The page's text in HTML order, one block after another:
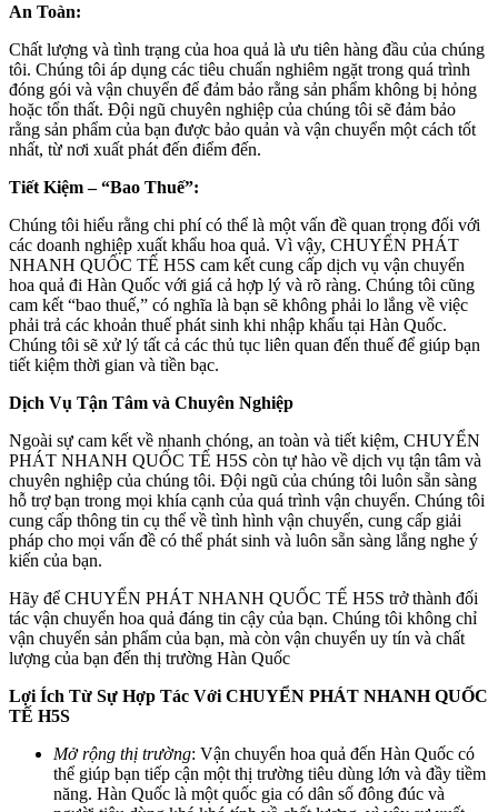
An Toàn:
Chất lượng và tình trạng của hoa quả là ưu tiên hàng đầu của chúng
tôi. Chúng tôi áp dụng các tiêu chuẩn nghiêm ngặt trong quá trình
đóng gói và vận chuyển để đảm bảo rằng sản phẩm không bị hỏng
hoặc tổn thất. Đội ngũ chuyên nghiệp của chúng tôi sẽ đảm bảo
rằng sản phẩm của bạn được bảo quản và vận chuyển một cách tốt
nhất, từ nơi xuất phát đến điểm đến.
Tiết Kiệm – “Bao Thuế”:
Chúng tôi hiểu rằng chi phí có thể là một vấn đề quan trọng đối với
các doanh nghiệp xuất khẩu hoa quả. Vì vậy, CHUYỂN PHÁT
NHANH QUỐC TẾ H5S cam kết cung cấp dịch vụ vận chuyển
hoa quả đi Hàn Quốc với giá cả hợp lý và rõ ràng. Chúng tôi cũng
cam kết “bao thuế,” có nghĩa là bạn sẽ không phải lo lắng về việc
phải trả các khoản thuế phát sinh khi nhập khẩu tại Hàn Quốc.
Chúng tôi sẽ xử lý tất cả các thủ tục liên quan đến thuế để giúp bạn
tiết kiệm thời gian và tiền bạc.
Dịch Vụ Tận Tâm và Chuyên Nghiệp
Ngoài sự cam kết về nhanh chóng, an toàn và tiết kiệm, CHUYỂN
PHÁT NHANH QUỐC TẾ H5S còn tự hào về dịch vụ tận tâm và
chuyên nghiệp của chúng tôi. Đội ngũ của chúng tôi luôn sẵn sàng
hỗ trợ bạn trong mọi khía cạnh của quá trình vận chuyển. Chúng tôi
cung cấp thông tin cụ thể về tình hình vận chuyển, cung cấp giải
pháp cho mọi vấn đề có thể phát sinh và luôn sẵn sàng lắng nghe ý
kiến của bạn.
Hãy để CHUYỂN PHÁT NHANH QUỐC TẾ H5S trở thành đối
tác vận chuyển hoa quả đáng tin cậy của bạn. Chúng tôi không chỉ
vận chuyển sản phẩm của bạn, mà còn vận chuyển uy tín và chất
lượng của bạn đến thị trường Hàn Quốc
Lợi Ích Từ Sự Hợp Tác Với CHUYỂN PHÁT NHANH QUỐC
TẾ H5S
Mở rộng thị trường: Vận chuyển hoa quả đến Hàn Quốc có
thể giúp bạn tiếp cận một thị trường tiêu dùng lớn và đầy tiềm
năng. Hàn Quốc là một quốc gia có dân số đông đúc và